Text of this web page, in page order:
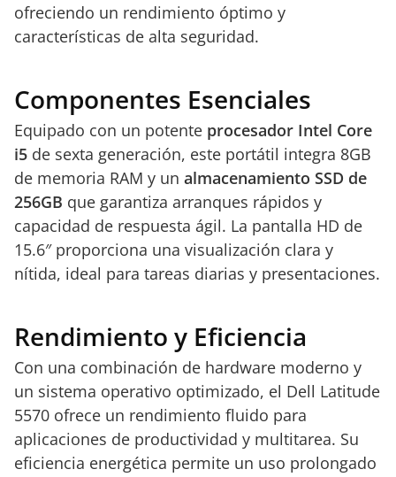
ofreciendo un rendimiento óptimo y
características de alta seguridad.
Componentes Esenciales
Equipado con un potente procesador Intel Core
i5 de sexta generación, este portátil integra 8GB
de memoria RAM y un almacenamiento SSD de
256GB que garantiza arranques rápidos y
capacidad de respuesta ágil. La pantalla HD de
15.6″ proporciona una visualización clara y
nítida, ideal para tareas diarias y presentaciones.
Rendimiento y Eficiencia
Con una combinación de hardware moderno y
un sistema operativo optimizado, el Dell Latitude
5570 ofrece un rendimiento fluido para
aplicaciones de productividad y multitarea. Su
eficiencia energética permite un uso prolongado